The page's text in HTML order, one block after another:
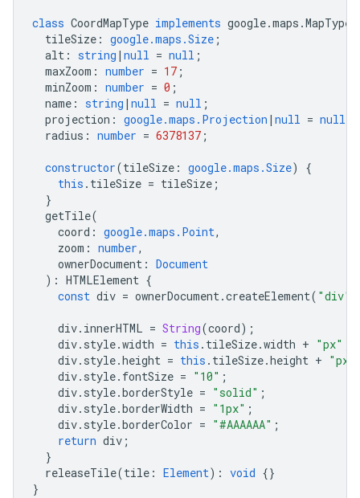
class CoordMapType implements google.maps .MapType
tileSize : google.maps.Size ;
alt : string | null = null ;
maxZoom : number = 17 ;
minZoom : number = 0 ;
name : string | null = null ;
projection : google.maps.Projection | null = null
radius : number = 6378137 ;
constructor(tileSize : google.maps.Size)
{
this . tileSize = tileSize ;
}
getTile(
coord : google.maps.Point,
zoom : number,
ownerDocument : Document
) : HTMLElement {
const div = ownerDocument.createElement( "div"
div. innerHTML = String(coord);
div. style.width = this . tileSize.width + "px"
div. style.height = this . tileSize.height + "px"
div. style. fontSize = "10" ;
div. style.borderStyle = "solid" ;
div. style.borderWidth = "1px" ;
div. style.borderColor = "#AAAAAA" ;
return div ;
}
releaseTile(tile : Element) : void {}
}